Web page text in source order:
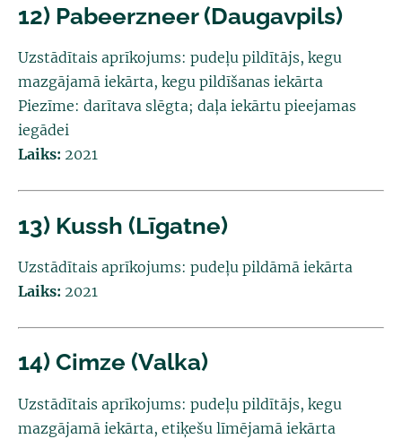
12) Pabeerzneer (Daugavpils)
Uzstādītais aprīkojums: pudeļu pildītājs, kegu
mazgājamā iekārta, kegu pildīšanas iekārta
Piezīme: darītava slēgta; daļa iekārtu pieejamas
iegādei
Laiks: 2021
13) Kussh (Līgatne)
Uzstādītais aprīkojums: pudeļu pildāmā iekārta
Laiks: 2021
14) Cimze (Valka)
Uzstādītais aprīkojums: pudeļu pildītājs, kegu
mazgājamā iekārta, etiķešu līmējamā iekārta